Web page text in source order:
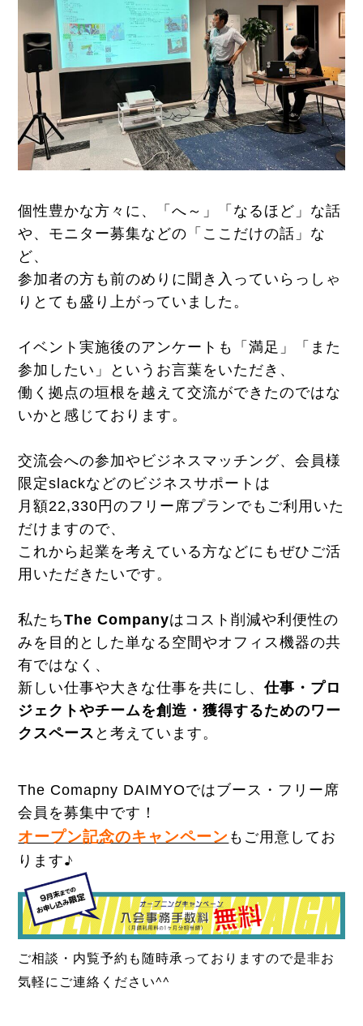
個性豊かな方々に、「へ～」「なるほど」な話
や、モニター募集などの「ここだけの話」な
ど、
参加者の方も前のめりに聞き入っていらっしゃ
りとても盛り上がっていました。
イベント実施後のアンケートも「満足」「また
参加したい」というお言葉をいただき、
働く拠点の垣根を越えて交流ができたのではな
いかと感じております。
交流会への参加やビジネスマッチング、会員様
限定slackなどのビジネスサポートは
月額22,330円のフリー席プランでもご利用いた
だけますので、
これから起業を考えている方などにもぜひご活
用いただきたいです。
私たちThe Companyはコスト削減や利便性の
みを目的とした単なる空間やオフィス機器の共
有ではなく、
新しい仕事や大きな仕事を共にし、仕事・プロ
ジェクトやチームを創造・獲得するためのワー
クスペース と考えています。
The Comapny DAIMYOではブース・フリー席
会員を募集中です！
オープン記念のキャンペーン もご用意してお
ります♪
ご相談・内覧予約も随時承っておりますので是非お
気軽にご連絡ください^^